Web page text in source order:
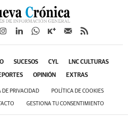
SUCESOS CYL LNC CULTURAS
OPINIÓN EXTRAS
DE PRIVACIDAD POLÍTICA DE COOKIES
GESTIONA TU CONSENTIMIENTO